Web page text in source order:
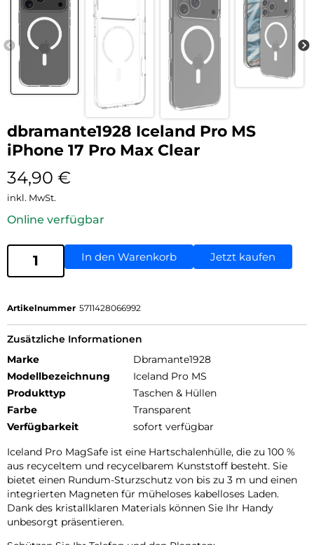
dbramante1928 Iceland Pro MS
iPhone 17 Pro Max Clear
34,90 €
inkl. MwSt.
Online verfügbar
In den Warenkorb Jetzt kaufen
Artikelnummer 5711428066992
Zusätzliche Informationen
Marke
Dbramante1928
Modellbezeichnung
Iceland Pro MS
Produkttyp
Taschen & Hüllen
Farbe
Transparent
Verfügbarkeit
sofort verfügbar
Iceland Pro MagSafe ist eine Hartschalenhülle, die zu 100 %
aus recyceltem und recycelbarem Kunststoff besteht. Sie
bietet einen Rundum-Sturzschutz von bis zu 3 m und einen
integrierten Magneten für müheloses kabelloses Laden.
Dank des kristallklaren Materials können Sie Ihr Handy
unbesorgt präsentieren.